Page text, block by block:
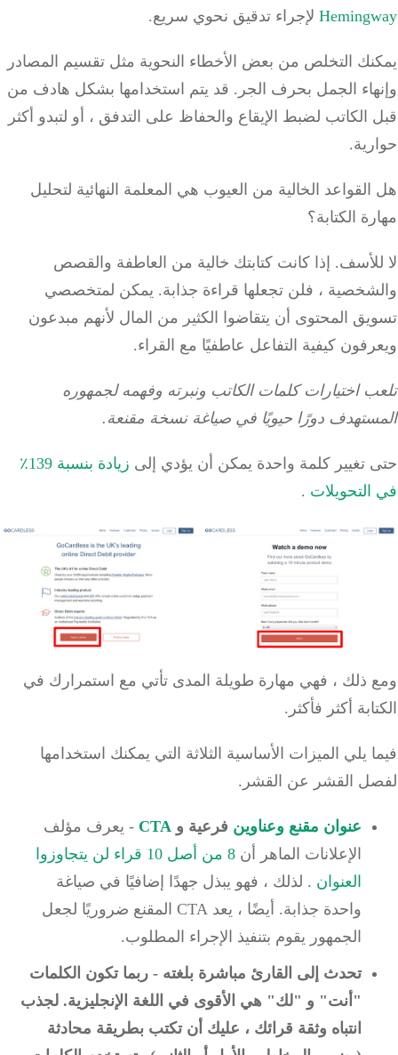
لإجراء تدقيق نحوي سريع.
التخلص من بعض الأخطاء النحوية مثل تقسيم المصادر
الجمل بحرف الجر.قد يتم استخدامها بشكل هادف من
الكاتب لضبط الإيقاع والحفاظ على التدفق ، أو لتبدو أكثر
الخالية من العيوب هي المعلمة النهائية لتحليل
الكتابة؟
إذا كانت كتابتك خالية من العاطفة والقصص
، فلن تجعلها قراءة جذابة. يمكن لمتخصصي
المحتوى أن يتقاضوا الكثير من المال لأنهم مبدعون
كيفية التفاعل عاطفيًا مع القراء.
اختيارات كلمات الكاتب ونبرته وفهمه لجمهوره
دورًا حيويًا في صياغة نسخة مقنعة.
تغيير كلمة واحدة يمكن أن يؤدي إلى
زيادة بنسبة 139٪
.
ذلك ، فهي مهارة طويلة المدى تأتي مع استمرارك في
أكثر فأكثر.
يلي الميزات الأساسية الثلاثة التي يمكنك استخدامها
القشر عن القشر.
عنوان مقنع وعناوينفرعية وCTA - يعرف مؤلف
الإعلانات الماهر أن
8 من أصل 10 قراء لن يتجاوزوا
العنوان.لذلك ، فهو يبذل جهدًا إضافيًا في صياغة
واحدة جذابة.
أيضًا ، يعد CTA المقنع ضروريًا لجعل
الجمهور يقوم بتنفيذ الإجراء المطلوب.
تحدث إلى القارئ مباشرة بلغته -ربما تكون الكلمات
"أنت" و "لك" هي الأقوى في اللغة الإنجليزية. لجذب
انتباه وثقة قرائك ، عليك أن تكتب بطريقة محادثة